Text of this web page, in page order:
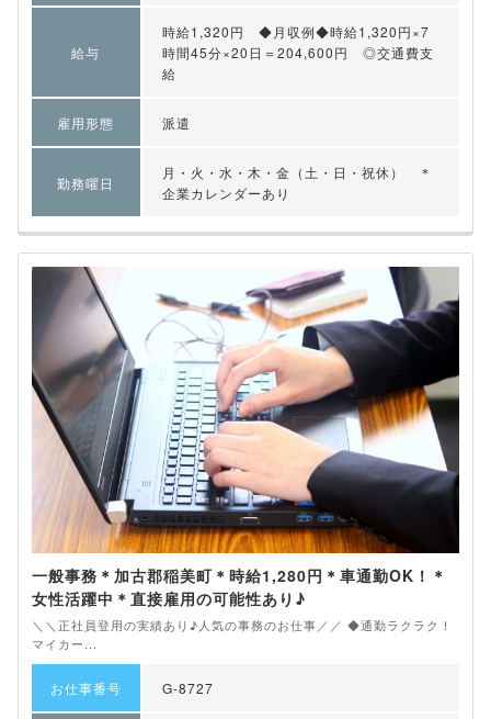
給与
時給1,320円 ◆月収例◆時給1,320円×7
時間45分×20日＝204,600円 ◎交通費支
給
雇用形態 派遣
勤務曜日
月・火・水・木・金（土・日・祝休） ＊
企業カレンダーあり
一般事務＊加古郡稲美町＊時給1,280円＊車通勤OK！＊
女性活躍中＊直接雇用の可能性あり♪
＼＼正社員登用の実績あり♪人気の事務のお仕事／／ ◆通勤ラクラク！
マイカー...
お仕事番号 G-8727